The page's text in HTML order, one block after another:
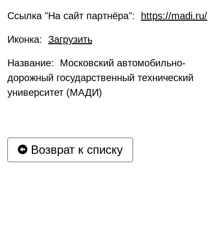
Ссылка "На сайт партнёра": https://madi.ru/
Иконка: Загрузить
Название: Московский автомобильно-
дорожный государственный технический
университет (МАДИ)
Возврат к списку